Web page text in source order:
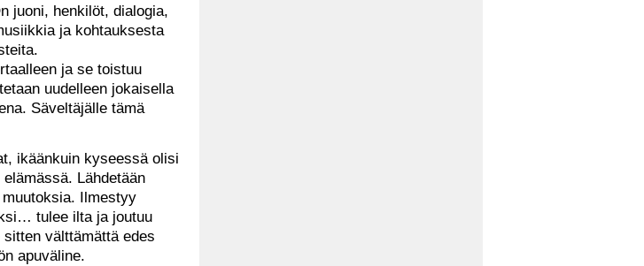
juoni, henkilöt, dialogia,
ja kohtauksesta
ja se toistuu
uudelleen jokaisella
Säveltäjälle tämä
ikäänkuin kyseessä olisi
Lähdetään
Ilmestyy
tulee ilta ja joutuu
välttämättä edes
apuväline.